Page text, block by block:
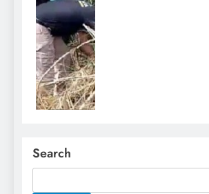
Search